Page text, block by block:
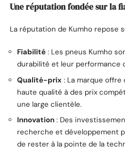
Une réputation fondée sur la
La réputation de Kumho repose
Fiabilité : Les pneus Kumho
durabilité et leur performance
Qualité-prix : La marque
haute qualité à des prix
une large clientèle.
Innovation : Des
recherche et développement
de rester à la pointe de la